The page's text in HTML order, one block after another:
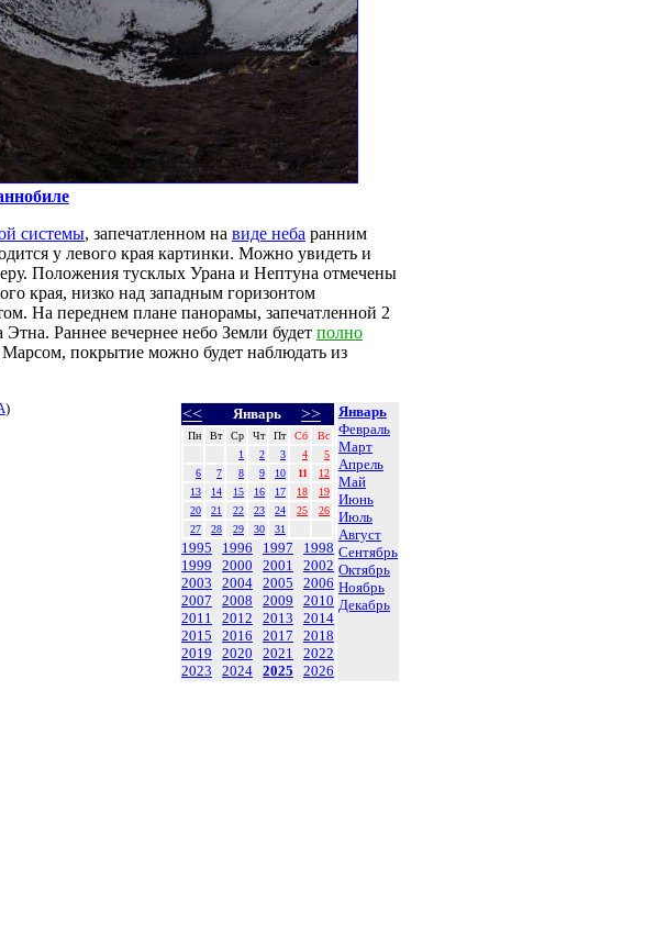
системы, запечатленном на виде неба ранним
у левого края картинки. Можно увидеть и
Положения тусклых Урана и Нептуна отмечены
края, низко над западным горизонтом
На переднем плане панорамы, запечатленной 2
Этна. Раннее вечернее небо Земли будет полно
покрытие можно будет наблюдать из
<< Январь >>
Пн Вт Ср Чт Пт Сб
Вс
1
2 3 4
5
6
7 8 9 10 11
12
13
14 15 16 17 18
19
20
21 22 23 24 25
26
27
28 29 30 31
1995 1996 1997
1998
1999
2000 2001
2002
2003
2004 2005
2006
2007
2008 2009
2010
2011
2012 2013
2014
2015
2016 2017
2018
2019
2020 2021
2022
2023
2024 2025 2026
Январь
Февраль
Март
Апрель
Май
Июнь
Июль
Август
Сентябрь
Октябрь
Ноябрь
Декабрь
)